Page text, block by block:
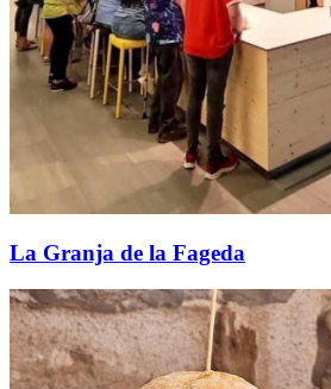
La Granja de la Fageda